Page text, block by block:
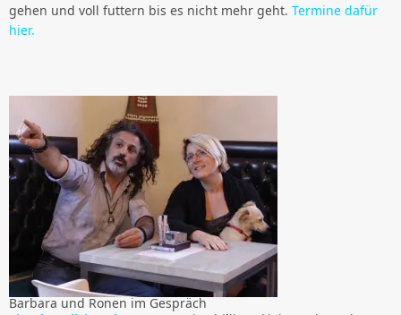
gehen und voll futtern bis es nicht mehr geht. Termine dafür
hier.
Barbara und Ronen im Gespräch